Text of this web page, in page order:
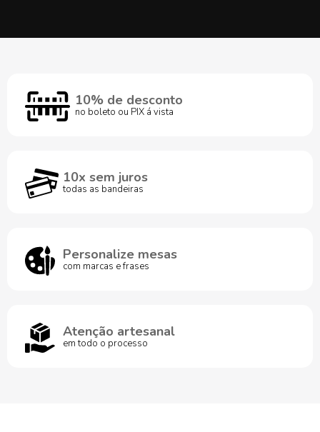
10% de desconto
no boleto ou PIX á vista
10x sem juros
todas as bandeiras
Personalize mesas
com marcas e frases
Atenção artesanal
em todo o processo